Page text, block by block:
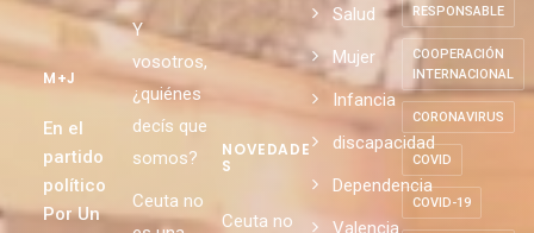
M+J
En el
partido
político
Por Un
Y
vosotros,
¿quiénes
decís que
somos?
Ceuta no
NOVEDADE
S
Ceuta no
Salud
Mujer
Infancia
discapacidad
Dependencia
Valencia
RESPONSABLE
COOPERACIÓN
INTERNACIONAL
CORONAVIRUS
COVID
COVID-19